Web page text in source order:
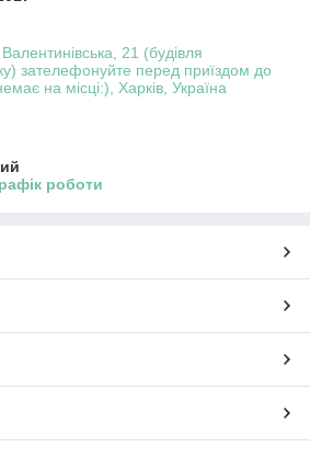
21 (будівля
зателефонуйте перед приїздом до
на місці:), Харків, Україна
роботи